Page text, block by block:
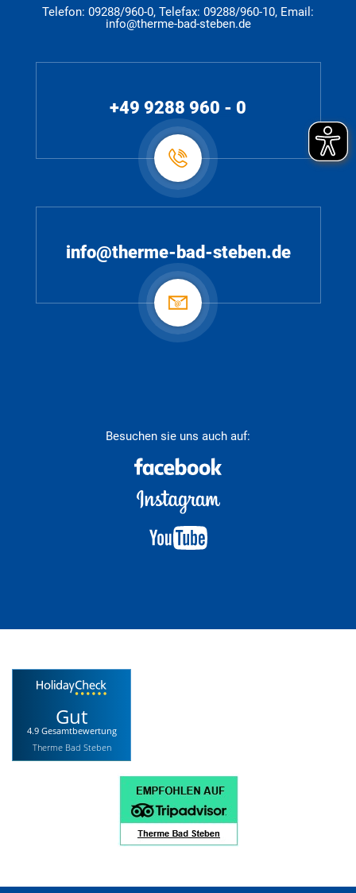
Telefon: 09288/960-0, Telefax: 09288/960-10, Email:
info@therme-bad-steben.de
+49 9288 960 - 0
info@therme-bad-steben.de
Besuchen sie uns auch auf:
Gut
4.9 Gesamtbewertung
Therme Bad Steben